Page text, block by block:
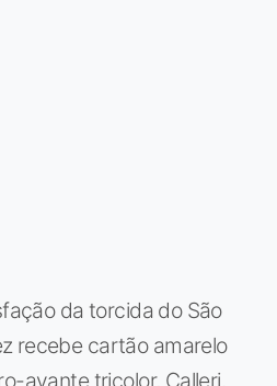
da torcida do São
recebe cartão amarelo
avante tricolor, Calleri.